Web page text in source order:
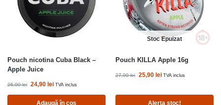
Pouch nicotina Cuba Black –
Apple Juice
26,00lei 24,90 lei TVA inclus
Adaugă în coș
Stoc Epuizat
Pouch KILLA Apple 16g
27,00lei 25,90 lei TVA inclus
Alerta stoc!